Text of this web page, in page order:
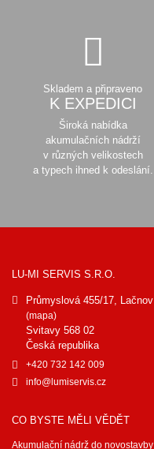
Skladem a připraveno
K EXPEDICI
Široká nabídka
akumulačních nádrží
v různých velikostech
a typech ihned k odeslání.
LU-MI SERVIS S.R.O.
Průmyslová 455/17, Lačnov
(mapa)
Svitavy 568 02
Česká republika
+420 732 142 009
info@lumiservis.cz
CO BYSTE MĚLI VĚDĚT
Akumulační nádrž do novostavby